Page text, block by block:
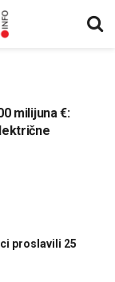
milijuna €:
proslavili 25